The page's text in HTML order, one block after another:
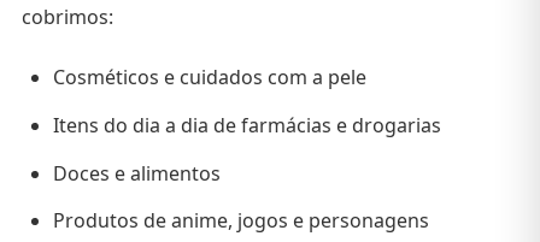
cobrimos:
Cosméticos e cuidados com a pele
Itens do dia a dia de farmácias e drogarias
Doces e alimentos
Produtos de anime, jogos e personagens